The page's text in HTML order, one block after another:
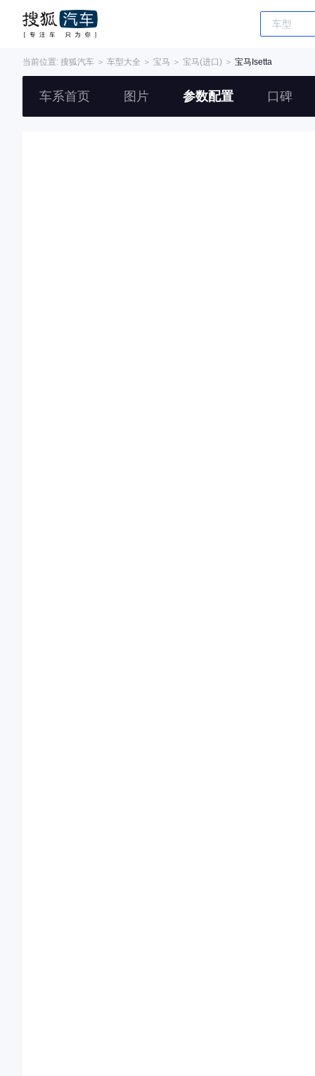
当前位置: 搜狐汽车 ＞ 车型大全 ＞ 宝马 ＞ 宝马(进口) ＞ 宝马Isetta
车系首页 图片 参数配置 口碑